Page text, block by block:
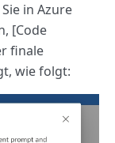
in Azure
[Code
finale
wie folgt: